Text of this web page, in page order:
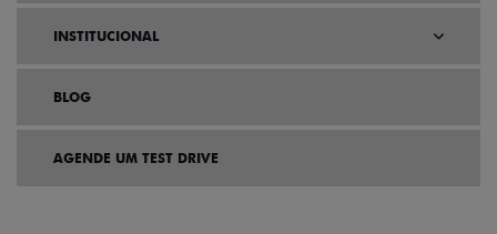
INSTITUCIONAL
BLOG
AGENDE UM TEST DRIVE